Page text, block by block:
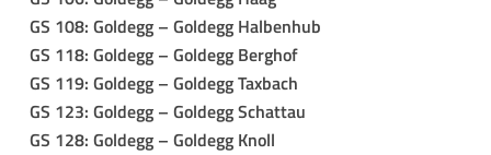
GS 108: Goldegg – Goldegg Halbenhub
GS 118: Goldegg – Goldegg Berghof
GS 119: Goldegg – Goldegg Taxbach
GS 123: Goldegg – Goldegg Schattau
GS 128: Goldegg – Goldegg Knoll